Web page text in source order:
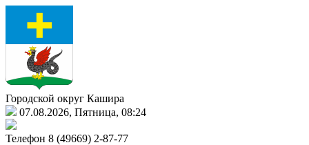
Городской округ Кашира
07.08.2026, Пятница, 08:24
Телефон 8 (49669) 2-87-77